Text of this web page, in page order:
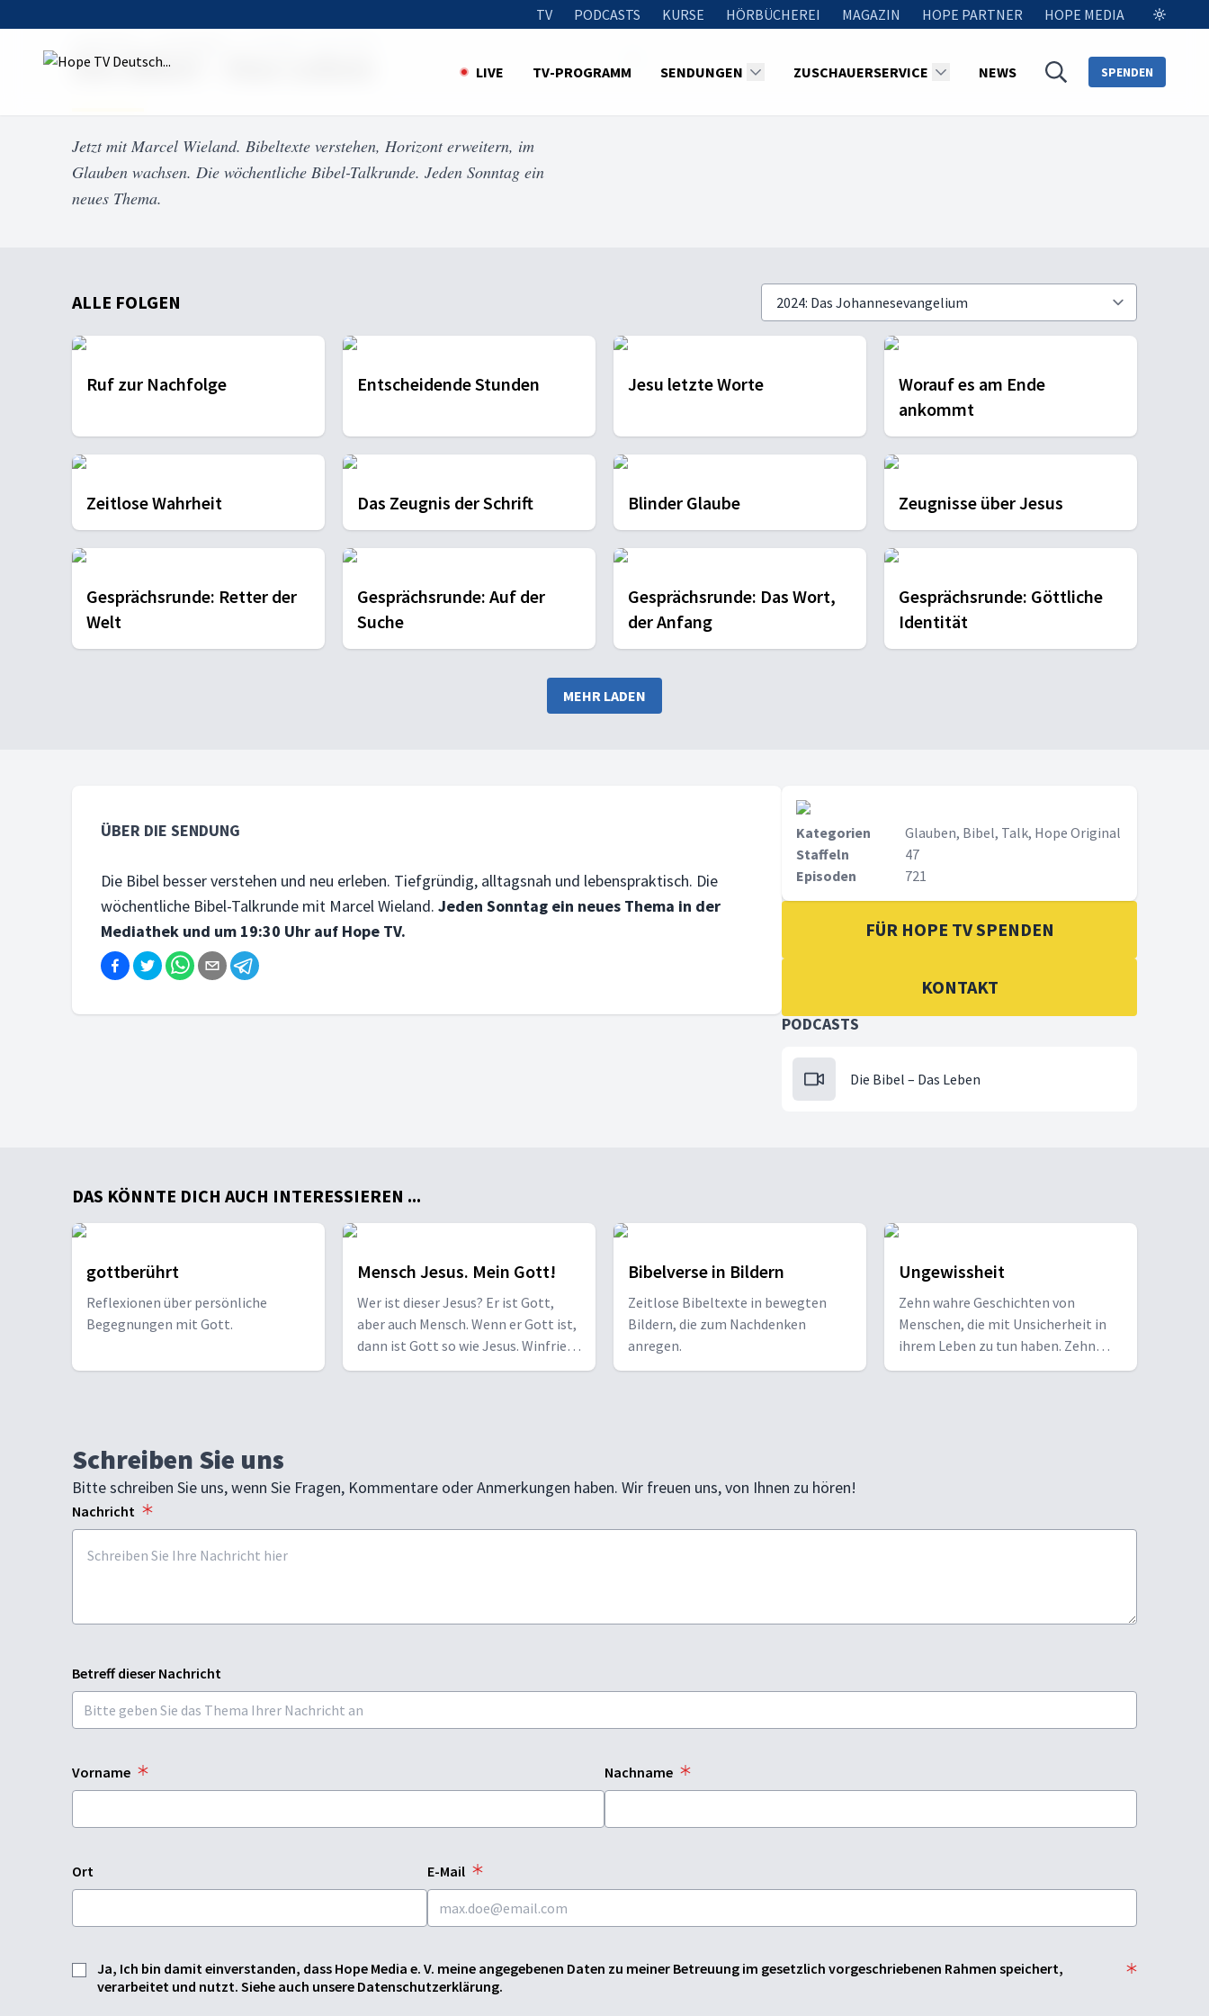
TV PODCASTS KURSE HÖRBÜCHEREI MAGAZIN HOPE PARTNER HOPE MEDIA
LIVE TV-PROGRAMM SENDUNGEN ZUSCHAUERSERVICE NEWS SPENDEN
Die Bibel – Das Leben
Jetzt mit Marcel Wieland. Bibeltexte verstehen, Horizont erweitern, im
Glauben wachsen. Die wöchentliche Bibel-Talkrunde. Jeden Sonntag ein
neues Thema.
ALLE FOLGEN
Ruf zur Nachfolge Entscheidende Stunden Jesu letzte Worte
Worauf es am Ende
ankommt
Zeitlose Wahrheit Das Zeugnis der Schrift Blinder Glaube Zeugnisse über Jesus
Gesprächsrunde: Retter der
Welt
Gesprächsrunde: Auf der
Suche
Gesprächsrunde: Das Wort,
der Anfang
Gesprächsrunde: Göttliche
Identität
MEHR LADEN
ÜBER DIE SENDUNG
Die Bibel besser verstehen und neu erleben. Tiefgründig, alltagsnah und lebenspraktisch. Die
wöchentliche Bibel-Talkrunde mit Marcel Wieland. Jeden Sonntag ein neues Thema in der
Mediathek und um 19:30 Uhr auf Hope TV.
Kategorien
Glauben, Bibel, Talk, Hope Original
Staffeln
47
Episoden
721
FÜR HOPE TV SPENDEN
KONTAKT
PODCASTS
Die Bibel – Das Leben
DAS KÖNNTE DICH AUCH INTERESSIEREN ...
gottberührt
Reflexionen über persönliche
Begegnungen mit Gott.
Mensch Jesus. Mein Gott!
Wer ist dieser Jesus? Er ist Gott,
aber auch Mensch. Wenn er Gott ist,
dann ist Gott so wie Jesus. Winfried
Vogel zeigt Jesus, wie er wirklich ist.
Bibelverse in Bildern
Zeitlose Bibeltexte in bewegten
Bildern, die zum Nachdenken
anregen.
Ungewissheit
Zehn wahre Geschichten von
Menschen, die mit Unsicherheit in
ihrem Leben zu tun haben. Zehn
Herausforderungen auf der Suche
Schreiben Sie uns
Bitte schreiben Sie uns, wenn Sie Fragen, Kommentare oder Anmerkungen haben. Wir freuen uns, von Ihnen zu hören!
Nachricht
Betreff dieser Nachricht
Vorname Nachname
Ort E-Mail
Ja, Ich bin damit einverstanden, dass Hope Media e. V. meine angegebenen Daten zu meiner Betreuung im gesetzlich vorgeschriebenen Rahmen speichert,
verarbeitet und nutzt. Siehe auch unsere Datenschutzerklärung.